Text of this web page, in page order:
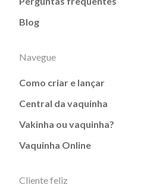
Blog
Navegue
Como criar e lançar
Central da vaquinha
Vakinha ou vaquinha?
Vaquinha Online
Cliente feliz